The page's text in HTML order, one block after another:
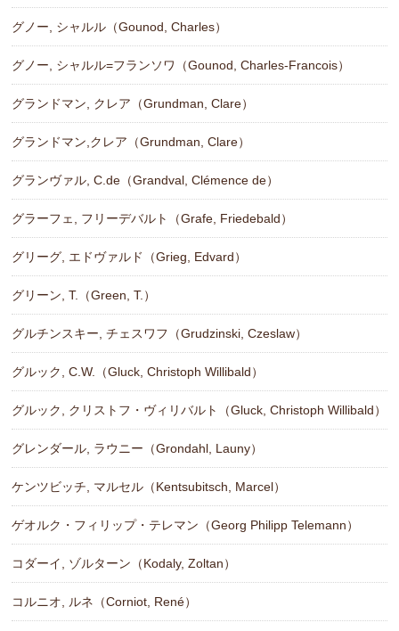
グノー, シャルル（Gounod, Charles）
グノー, シャルル=フランソワ（Gounod, Charles-Francois）
グランドマン, クレア（Grundman, Clare）
グランドマン,クレア（Grundman, Clare）
グランヴァル, C.de（Grandval, Clémence de）
グラーフェ, フリーデバルト（Grafe, Friedebald）
グリーグ, エドヴァルド（Grieg, Edvard）
グリーン, T.（Green, T.）
グルチンスキー, チェスワフ（Grudzinski, Czeslaw）
グルック, C.W.（Gluck, Christoph Willibald）
グルック, クリストフ・ヴィリバルト（Gluck, Christoph Willibald）
グレンダール, ラウニー（Grondahl, Launy）
ケンツビッチ, マルセル（Kentsubitsch, Marcel）
ゲオルク・フィリップ・テレマン（Georg Philipp Telemann）
コダーイ, ゾルターン（Kodaly, Zoltan）
コルニオ, ルネ（Corniot, René）